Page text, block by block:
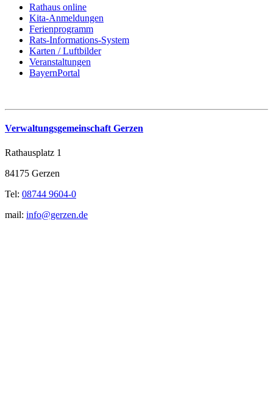
Rathaus online
Kita-Anmeldungen
Ferienprogramm
Rats-Informations-System
Karten / Luftbilder
Veranstaltungen
BayernPortal
Verwaltungsgemeinschaft Gerzen
Rathausplatz 1
84175 Gerzen
Tel: 08744 9604-0
mail: info@gerzen.de